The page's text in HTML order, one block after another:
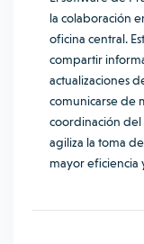
la colaboración
oficina central.
compartir
actualizaciones
comunicarse de
coordinación del
agiliza la toma
mayor eficiencia